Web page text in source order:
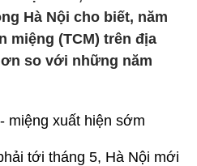
Hà Nội cho biết, năm
miệng (TCM) trên địa
so với những năm
miệng xuất hiện sớm
tới tháng 5, Hà Nội mới